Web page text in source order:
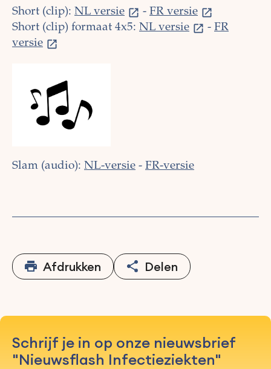
Short (clip): NL versie - FR versie
Short (clip) formaat 4x5: NL versie - FR
versie
Slam (audio): NL-versie - FR-versie
Afdrukken Delen
Schrijf je in op onze nieuwsbrief
"Nieuwsflash Infectieziekten"